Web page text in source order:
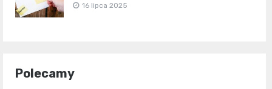
16 lipca 2025
Polecamy